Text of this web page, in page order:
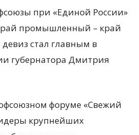
при «Единой России»
промышленный – край
стал главным в
губернатора Дмитрия
форуме «Свежий
крупнейших